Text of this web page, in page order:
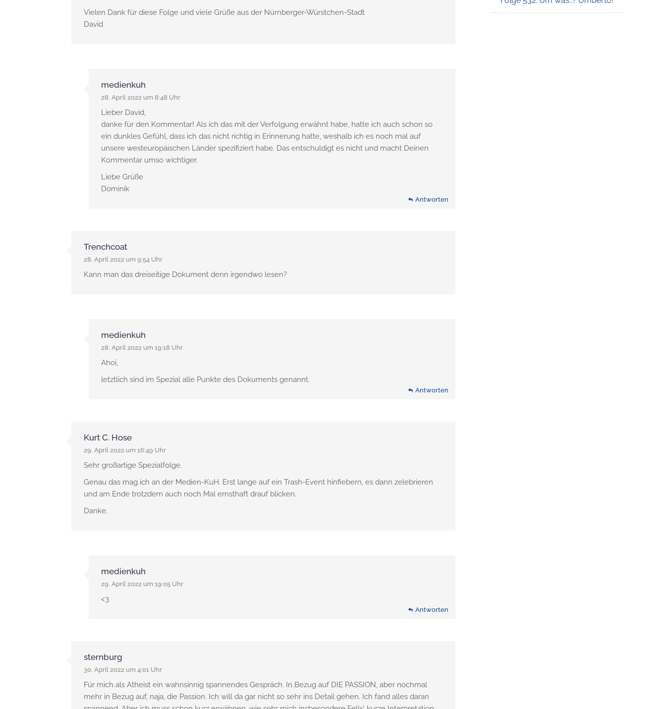
Vielen Dank für diese Folge und viele Grüße aus der Nürnberger-Würstchen-Stadt
David
medienkuh
28. April 2022 um 8:48 Uhr
Lieber David,
danke für den Kommentar! Als ich das mit der Verfolgung erwähnt habe, hatte ich auch schon so
ein dunkles Gefühl, dass ich das nicht richtig in Erinnerung hatte, weshalb ich es noch mal auf
unsere westeuropäischen Länder spezifiziert habe. Das entschuldigt es nicht und macht Deinen
Kommentar umso wichtiger.
Liebe Grüße
Dominik
Antworten
Trenchcoat
28. April 2022 um 9:54 Uhr
Kann man das dreiseitige Dokument denn irgendwo lesen?
medienkuh
28. April 2022 um 19:18 Uhr
Ahoi,
letztlich sind im Spezial alle Punkte des Dokuments genannt.
Antworten
Kurt C. Hose
29. April 2022 um 16:49 Uhr
Sehr großartige Spezialfolge.
Genau das mag ich an der Medien-KuH. Erst lange auf ein Trash-Event hinfiebern, es dann zelebrieren
und am Ende trotzdem auch noch Mal ernsthaft drauf blicken.
Danke.
medienkuh
29. April 2022 um 19:05 Uhr
<3
Antworten
sternburg
30. April 2022 um 4:01 Uhr
Für mich als Atheist ein wahnsinnig spannendes Gespräch. In Bezug auf DIE PASSION, aber nochmal
mehr in Bezug auf, naja, die Passion. Ich will da gar nicht so sehr ins Detail gehen. Ich fand alles daran